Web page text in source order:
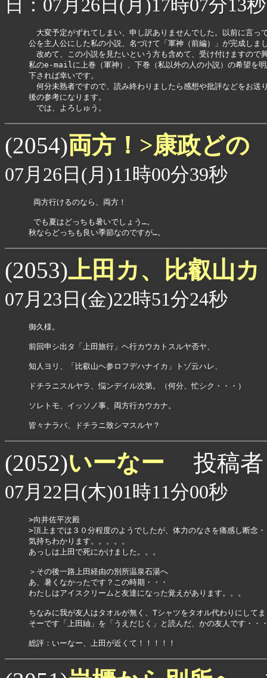
日：07月26日(月)17時07分13秒
大変予定がずれてしまい、申し訳ありませんでした。以前に言っ
公を主人公にした私の小説、名づけて「軍神（前編）」が完成しま
改めて、この小説を見たいという方も含めて、受け付けますので
私のe-mailに上巻（軍神）、下巻（私以外の人の小説）の希望を
下されば幸いです。
何分未熟者ですので、読み終わりましたら感想や批評などをお送
後の参考になります。
では、よろしゅう。
(2054)両方！>康政どの
07月26日(月)11時00分39秒
両方行けるのなら、両方！
でも夏はどっちも暑いでしょう…。
秋ならどっちも良い季節なのですが…。
(2053)上田カ、比叡山カ
07月23日(金)22時51分24秒
御久様。
前回申シ出タ「上田旅行」ヘ行カウカトスルヤ否ヤ、
知人ヨリ、「比叡山ヘ参ロフデハナイカ」トゾ云ハレ、
ドチラニスルヤラ、悩ンデイル次第。（何分、忙シク・・・）
ソレトモ、イッソノ事、両方行カウカナ。
(2052)いーなー 投稿者
07月22日(木)01時11分00秒
>向井佐平次殿
>頂上までは３０分程度のようでしたが、体力のなさを痛感し断念
気持ちわかります。。。。。
あっしは上田で死にかけました。。。
＞その後一路上田経由の別所温泉石湯へ
あ、暑くなかったです？この時期・・・
わたしはアイスクリームと友達になった覚えがあります。。。
ちなみに我が友人はタオルが無く、Tシャツをタオル代わりにして
そーです「上田紬」を「うえだじく」と読んだ、かの友人です・・